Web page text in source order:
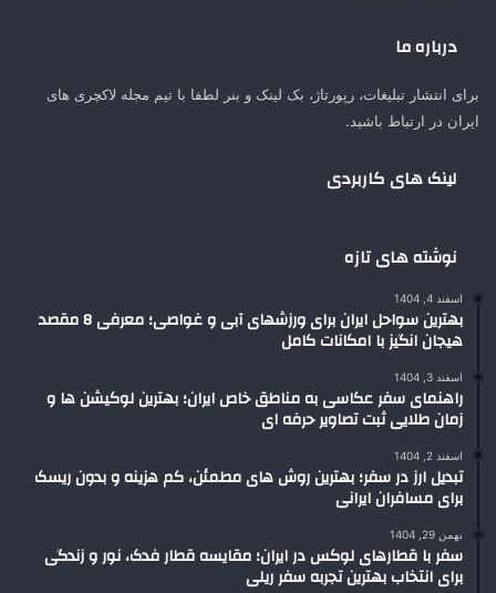
درباره ما
برای انتشار تبلیغات، رپورتاژ، بک لینک و بنر لطفا با تیم مجله لاکچری های
ایران در ارتباط باشید.
لینک های کاربردی
نوشته های تازه
اسفند 4, 1404
بهترین سواحل ایران برای ورزشهای آبی و غواصی؛ معرفی 8 مقصد
هیجان انگیز با امکانات کامل
اسفند 3, 1404
راهنمای سفر عکاسی به مناطق خاص ایران؛ بهترین لوکیشن ها و
زمان طلایی ثبت تصاویر حرفه ای
اسفند 2, 1404
تبدیل ارز در سفر؛ بهترین روش های مطمئن، کم هزینه و بدون ریسک
برای مسافران ایرانی
بهمن 29, 1404
سفر با قطارهای لوکس در ایران؛ مقایسه قطار فدک، نور و زندگی
برای انتخاب بهترین تجربه سفر ریلی